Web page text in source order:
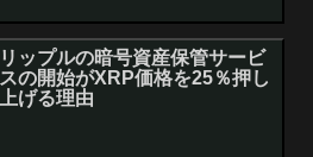
リップルの暗号資産保管サービ
スの開始がXRP価格を25％押し
上げる理由